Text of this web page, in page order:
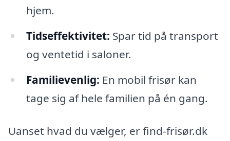
hjem.
Tidseffektivitet: Spar tid på transport
og ventetid i saloner.
Familievenlig: En mobil frisør kan
tage sig af hele familien på én gang.
Uanset hvad du vælger, er find-frisør.dk